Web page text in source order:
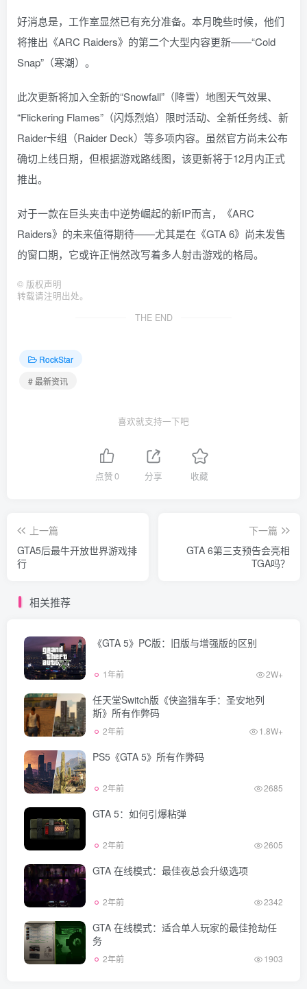
好消息是，工作室显然已有充分准备。本月晚些时候，他们
将推出《ARC Raiders》的第二个大型内容更新——“Cold
Snap”（寒潮）。
此次更新将加入全新的“Snowfall”（降雪）地图天气效果、
“Flickering Flames”（闪烁烈焰）限时活动、全新任务线、新
Raider卡组（Raider Deck）等多项内容。虽然官方尚未公布
确切上线日期，但根据游戏路线图，该更新将于12月内正式
推出。
对于一款在巨头夹击中逆势崛起的新IP而言，《ARC
Raiders》的未来值得期待——尤其是在《GTA 6》尚未发售
的窗口期，它或许正悄然改写着多人射击游戏的格局。
© 版权声明
转载请注明出处。
THE END
RockStar
# 最新资讯
喜欢就支持一下吧
点赞0 分享 收藏
上一篇
GTA5后最牛开放世界游戏排
行
下一篇
GTA 6第三支预告会亮相
TGA吗？
相关推荐
《GTA 5》PC版：旧版与增强版的区别
1年前 2W+
任天堂Switch版《侠盗猎车手：圣安地列
斯》所有作弊码
2年前 1.8W+
PS5《GTA 5》所有作弊码
2年前 2685
GTA 5：如何引爆粘弹
2年前 2605
GTA 在线模式：最佳夜总会升级选项
2年前 2342
GTA 在线模式：适合单人玩家的最佳抢劫任
务
2年前 1903